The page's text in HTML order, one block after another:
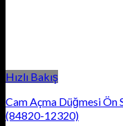
Hızlı Bakış
Cam Açma Düğmesi Ön
(84820-12320)